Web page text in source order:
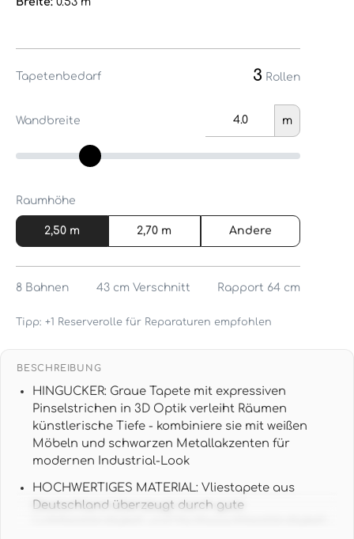
Tapetenbedarf 3 Rollen
Wandbreite m
Raumhöhe
2,50 m 2,70 m Andere
8 Bahnen 43 cm Verschnitt Rapport 64 cm
Tipp: +1 Reserverolle für Reparaturen empfohlen
BESCHREIBUNG
HINGUCKER: Graue Tapete mit expressiven
Pinselstrichen in 3D Optik verleiht Räumen
künstlerische Tiefe - kombiniere sie mit weißen
Möbeln und schwarzen Metallakzenten für
modernen Industrial-Look
HOCHWERTIGES MATERIAL: Vliestapete aus
Deutschland überzeugt durch gute